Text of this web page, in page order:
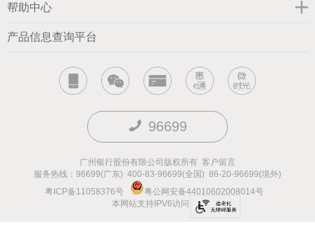
帮助中心
产品信息查询平台
96699
广州银行股份有限公司版权所有 客户留言
服务热线：96699(广东) 400-83-96699(全国) 86-20-96699(境外)
粤ICP备11058376号
粤公网安备44010602008014号
本网站支持IPV6访问